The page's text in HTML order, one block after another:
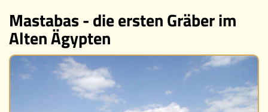
Karte
Videos
Memospiel
Mastabas - die ersten Gräber im
Alten Ägypten